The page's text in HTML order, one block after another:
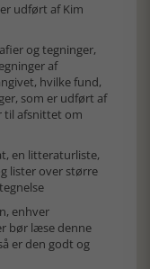
udført af Kim
og tegninger,
af
hvilke fund,
som er udført af
til afsnittet om
en litteraturliste,
lister over større
enhver
bør læse denne
er den godt og